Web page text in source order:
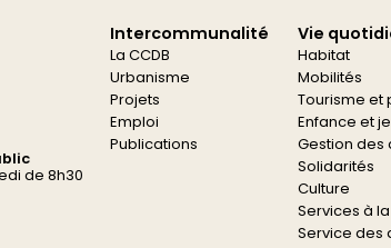
de 8h30
Intercommunalité
La CCDB
Urbanisme
Projets
Emploi
Publications
Vie
Habitat
Mobilités
Tourisme et
Enfance et
Gestion des
Solidarités
Culture
Services à
Service des